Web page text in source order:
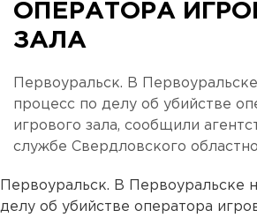
ОПЕРАТОРА
ЗАЛА
Первоуральск. В
процесс по делу об убийстве
игрового зала, сообщили
службе Свердловского
Первоуральск. В Первоуральске
делу об убийстве оператора